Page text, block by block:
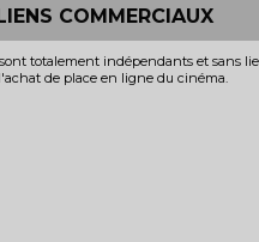
Bande-
COMMERCIAUX
totalement indépendants et sans
de place en ligne du cinéma.